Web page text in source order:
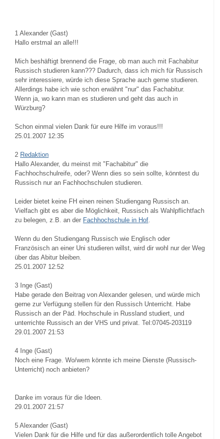
1 Alexander (Gast)
Hallo erstmal an alle!!!
Mich beshäftigt brennend die Frage, ob man auch mit Fachabitur
Russisch studieren kann??? Dadurch, dass ich mich für Russisch
sehr interessiere, würde ich diese Sprache auch gerne studieren.
Allerdings habe ich wie schon erwähnt "nur" das Fachabitur.
Wenn ja, wo kann man es studieren und geht das auch in
Würzburg?
Schon einmal vielen Dank für eure Hilfe im voraus!!!
25.01.2007 12:35
2 Redaktion
Hallo Alexander, du meinst mit "Fachabitur" die
Fachhochschulreife, oder? Wenn dies so sein sollte, könntest du
Russisch nur an Fachhochschulen studieren.
Leider bietet keine FH einen reinen Studiengang Russisch an.
Vielfach gibt es aber die Möglichkeit, Russisch als Wahlpflichtfach
zu belegen, z.B. an der Fachhochschule in Hof
Wenn du den Studiengang Russisch wie Englisch oder
Französisch an einer Uni studieren willst, wird dir wohl nur der Weg
über das Abitur bleiben.
25.01.2007 12:52
3 Inge (Gast)
Habe gerade den Beitrag von Alexander gelesen, und würde mich
gerne zur Verfügung stellen für den Russisch Unterricht. Habe
Russisch an der Päd. Hochschule in Russland studiert, und
unterrichte Russisch an der VHS und privat. Tel:07045-203119
29.01.2007 21:53
4 Inge (Gast)
Noch eine Frage. Wo/wem könnte ich meine Dienste (Russisch-
Unterricht) noch anbieten?
Danke im voraus für die Ideen.
29.01.2007 21:57
5 Alexander (Gast)
Vielen Dank für die Hilfe und für das außerordentlich tolle Angebot